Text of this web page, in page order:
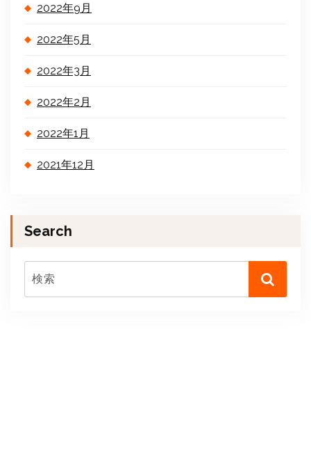
2022年9月
2022年5月
2022年3月
2022年2月
2022年1月
2021年12月
Search